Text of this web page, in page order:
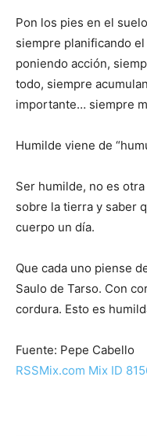
Pon los pies en el
siempre planificando
poniendo acción,
todo, siempre
importante… siempre
Humilde viene de
Ser humilde, no es
sobre la tierra y saber
cuerpo un día.
Que cada uno piense
Saulo de Tarso. Con
cordura. Esto es
Fuente: Pepe Cabello
RSSMix.com Mix ID